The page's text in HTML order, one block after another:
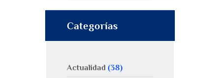
Categorías
Actualidad (38)